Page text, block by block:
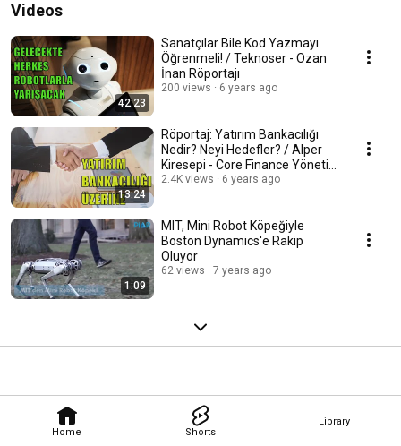
Home Shorts
Library
Videos
42:23
Sanatçılar Bile Kod Yazmayı
Öğrenmeli! / Teknoser - Ozan
İnan Röportajı
200 views 6 years ago
13:24
Röportaj: Yatırım Bankacılığı
Nedir? Neyi Hedefler? / Alper
Kiresepi - Core Finance Yönetici
Ortağı
2.4K views 6 years ago
1:09
MIT, Mini Robot Köpeğiyle
Boston Dynamics'e Rakip
Oluyor
62 views 7 years ago